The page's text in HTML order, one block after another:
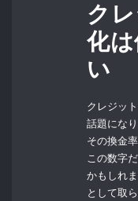
ク
化
い
クレジッ
話題になり
その換金
この数字
かもしれ
として取